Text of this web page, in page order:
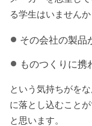
る学生はいませんか
その会社の製品
ものつくりに携
という気持ちがを
に落とし込むこと
と思います。